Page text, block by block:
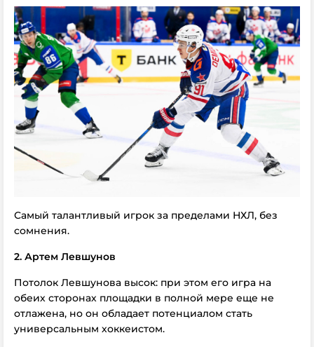
Самый талантливый игрок за пределами НХЛ, без
сомнения.
2. Артем Левшунов
Потолок Левшунова высок: при этом его игра на
обеих сторонах площадки в полной мере еще не
отлажена, но он обладает потенциалом стать
универсальным хоккеистом.